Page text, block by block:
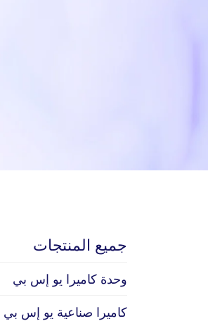
جميع المنتجات
وحدة كاميرا يو إس بي
كاميرا صناعية يو إس بي